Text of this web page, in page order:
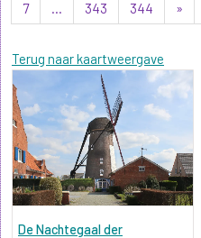
7
... 343 344 »
Terug naar kaartweergave
De Nachtegaal der